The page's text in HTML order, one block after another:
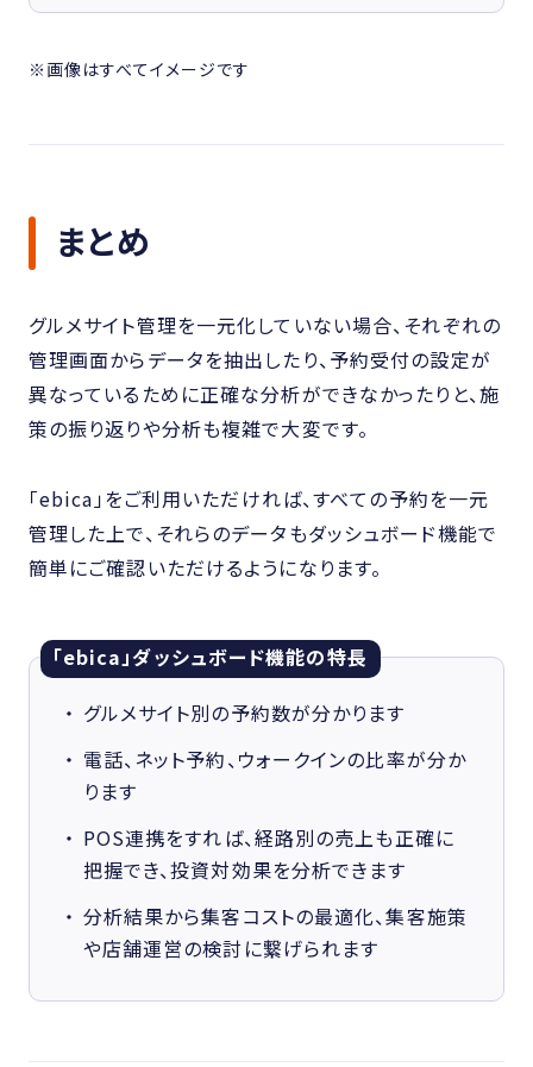
※画像はすべてイメージです
まとめ
グルメサイト管理を一元化していない場合、それぞれの
管理画面からデータを抽出したり、予約受付の設定が
異なっているために正確な分析ができなかったりと、施
策の振り返りや分析も複雑で大変です。
「ebica」をご利用いただければ、すべての予約を一元
管理した上で、それらのデータもダッシュボード機能で
簡単にご確認いただけるようになります。
「ebica」ダッシュボード機能の特長
グルメサイト別の予約数が分かります
電話、ネット予約、ウォークインの比率が分か
ります
POS連携をすれば、経路別の売上も正確に
把握でき、投資対効果を分析できます
分析結果から集客コストの最適化、集客施策
や店舗運営の検討に繋げられます